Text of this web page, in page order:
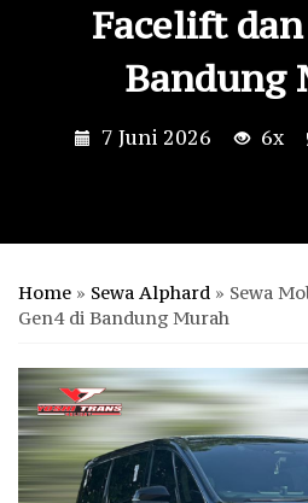
Facelift
Bandung
7 Juni 2026 6x
Home » Sewa Alphard » Sewa
Gen4 di Bandung Murah